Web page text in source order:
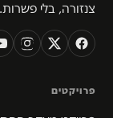
צנזורה, בלי פשרות.
פרויקטים